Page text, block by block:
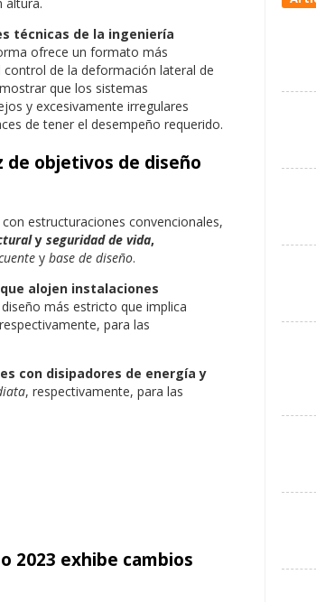
técnicas de la ingeniería
ofrece un formato más
de la deformación lateral de
que los sistemas
y excesivamente irregulares
de tener el desempeño requerido.
de objetivos de diseño
estructuraciones convencionales,
y seguridad de vida,
y base de diseño.
alojen instalaciones
más estricto que implica
para las
con disipadores de energía y
, respectivamente, para las
2023 exhibe cambios